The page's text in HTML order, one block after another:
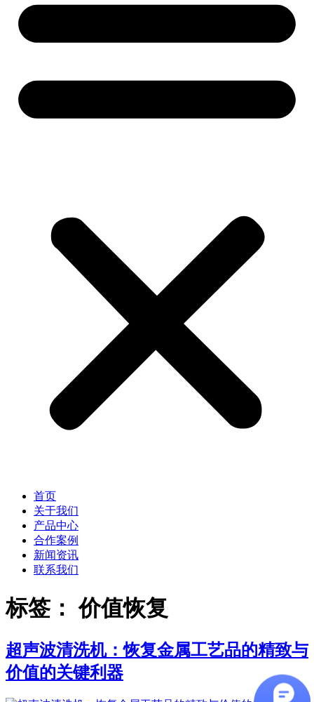
首页
关于我们
产品中心
合作案例
新闻资讯
联系我们
标签：价值恢复
超声波清洗机：恢复金属工艺品的精致与
价值的关键利器